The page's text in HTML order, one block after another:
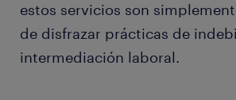
estos servicios son
de disfrazar prácticas de
intermediación laboral.